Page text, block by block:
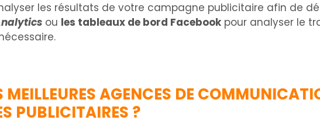
les résultats de votre campagne publicitaire afin de
ou les tableaux de bord Facebook pour analyser le
MEILLEURES AGENCES DE
PUBLICITAIRES ?